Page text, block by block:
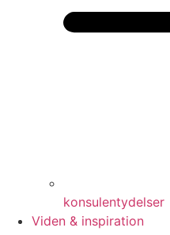
konsulentydelser
Viden & inspiration